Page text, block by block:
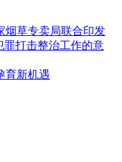
烟草专卖局联合印发
罪打击整治工作的意
育新机遇